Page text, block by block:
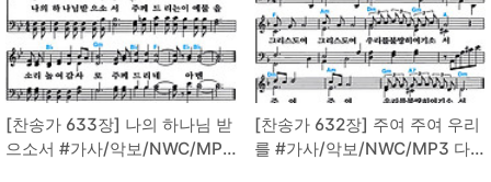
[찬송가 633장] 나의 하나님 받
으소서 #가사/악보/NWC/MP3
[찬송가 632장] 주여 주여 우리
를 #가사/악보/NWC/MP3 다